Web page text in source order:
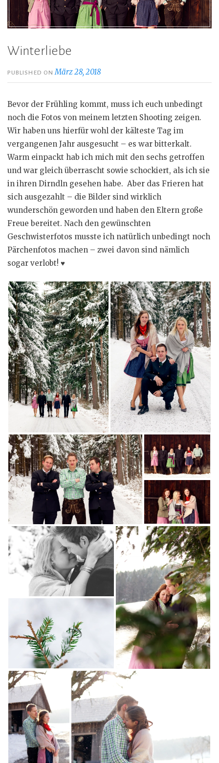
Winterliebe
PUBLISHED ONMärz 28, 2018
Bevor der Frühling kommt, muss ich euch unbedingt
noch die Fotos von meinem letzten Shooting zeigen.
Wir haben uns hierfür wohl der kälteste Tag im
vergangenen Jahr ausgesucht – es war bitterkalt.
Warm einpackt hab ich mich mit den sechs getroffen
und war gleich überrascht sowie schockiert, als ich sie
in ihren Dirndln gesehen habe. Aber das Frieren hat
sich ausgezahlt – die Bilder sind wirklich
wunderschön geworden und haben den Eltern große
Freue bereitet. Nach den gewünschten
Geschwisterfotos musste ich natürlich unbedingt noch
Pärchenfotos machen – zwei davon sind nämlich
sogar verlobt! ♥